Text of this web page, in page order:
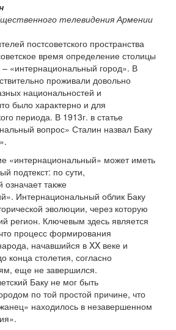
телевидения Армении
постсоветского пространства
время определение столицы
«интернациональный город». В
проживали довольно
национальностей и
было характерно и для
периода. В 1913г. в статье
вопрос» Сталин назвал Баку
«интернациональный» может иметь
подтекст: по сути,
также
Интернациональный облик Баку
эволюции, через которую
регион. Ключевым здесь является
процесс формирования
начавшийся в XX веке и
конца столетия, согласно
еще не завершился.
Баку не мог быть
по той простой причине, что
находилось в незавершенном